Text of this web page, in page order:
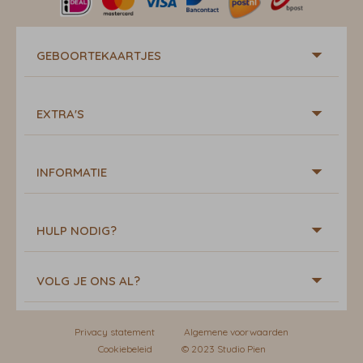
GEBOORTEKAARTJES
EXTRA'S
INFORMATIE
HULP NODIG?
VOLG JE ONS AL?
Privacy statement
Algemene voorwaarden
Cookiebeleid
© 2023 Studio Pien